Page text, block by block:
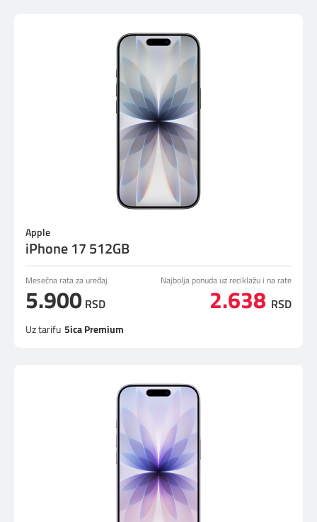
Apple
iPhone 17 512GB
Mesečna rata za uređaj
5.900 RSD
Najbolja ponuda uz reciklažu i na rate
2.638 RSD
Uz tarifu 5ica Premium